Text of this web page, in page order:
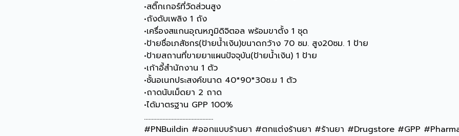
•สติ๊กเกอร์ที่วัดส่วนสูง
•ถังดับเพลิง 1 ถัง
•เครื่องสแกนอุณหภูมิดิจิตอล พร้อมขาตั้ง 1 ชุด
•ป้ายชื่อเภสัชกร(ป้ายน้ำเงิน)ขนาดกว้าง 70 ซม. สูง20ซม. 1 ป้าย
•ป้ายสถานที่ขายยาแผนปัจจุบัน(ป้ายน้ำเงิน) 1 ป้าย
•เก้าอี้สำนักงาน 1 ตัว
•ชั้นอเนกประสงค์ขนาด 40*90*30ซ.ม 1 ตัว
•ถาดนับเม็ดยา 2 ถาด
•ได้มาตรฐาน GPP 100%
.............................................
#PNBuildin #ออกแบบร้านยา #ตกแต่งร้านยา #ร้านยา #Drugstore #GPP